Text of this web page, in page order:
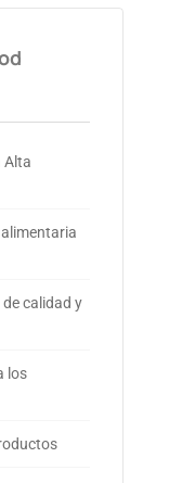
Alta
calidad y
los